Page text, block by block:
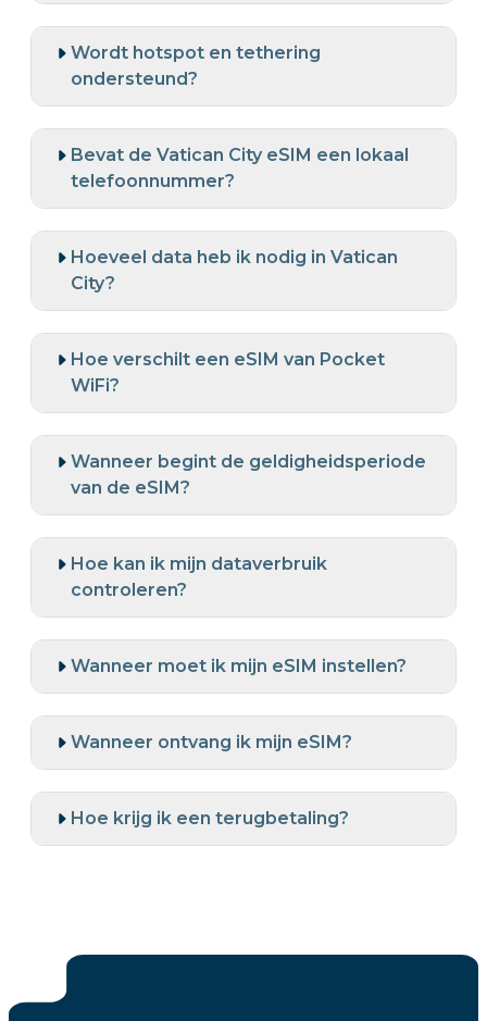
Wordt hotspot en tethering
ondersteund?
Bevat de Vatican City eSIM een lokaal
telefoonnummer?
Hoeveel data heb ik nodig in Vatican
City?
Hoe verschilt een eSIM van Pocket
WiFi?
Wanneer begint de geldigheidsperiode
van de eSIM?
Hoe kan ik mijn dataverbruik
controleren?
Wanneer moet ik mijn eSIM instellen?
Wanneer ontvang ik mijn eSIM?
Hoe krijg ik een terugbetaling?